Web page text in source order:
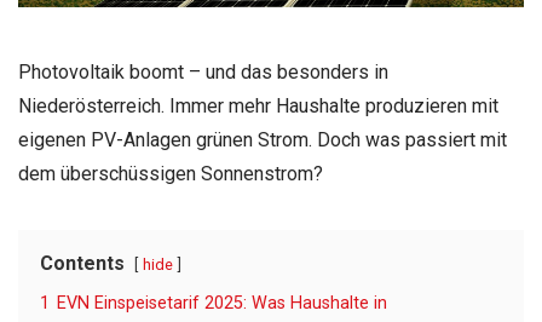
Photovoltaik boomt – und das besonders in
Niederösterreich. Immer mehr Haushalte produzieren mit
eigenen PV-Anlagen grünen Strom. Doch was passiert mit
dem überschüssigen Sonnenstrom?
Contents hide
1
EVN Einspeisetarif 2025: Was Haushalte in